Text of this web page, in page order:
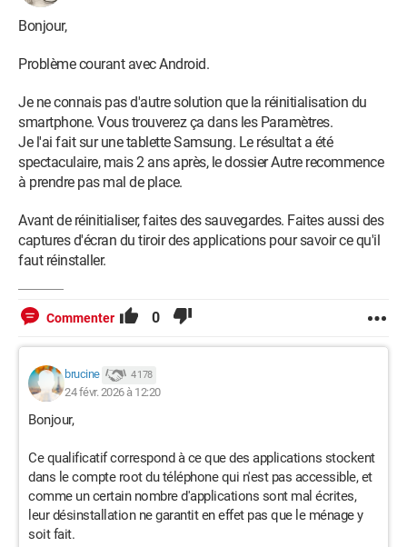
Bonjour,
Problème courant avec Android.
Je ne connais pas d'autre solution que la réinitialisation du
smartphone. Vous trouverez ça dans les Paramètres.
Je l'ai fait sur une tablette Samsung. Le résultat a été
spectaculaire, mais 2 ans après, le dossier Autre recommence
à prendre pas mal de place.
Avant de réinitialiser, faites des sauvegardes. Faites aussi des
captures d'écran du tiroir des applications pour savoir ce qu'il
faut réinstaller.
Commenter 0
brucine 4 178
24 févr. 2026 à 12:20
Bonjour,
Ce qualificatif correspond à ce que des applications stockent
dans le compte root du téléphone qui n'est pas accessible, et
comme un certain nombre d'applications sont mal écrites,
leur désinstallation ne garantit en effet pas que le ménage y
soit fait.